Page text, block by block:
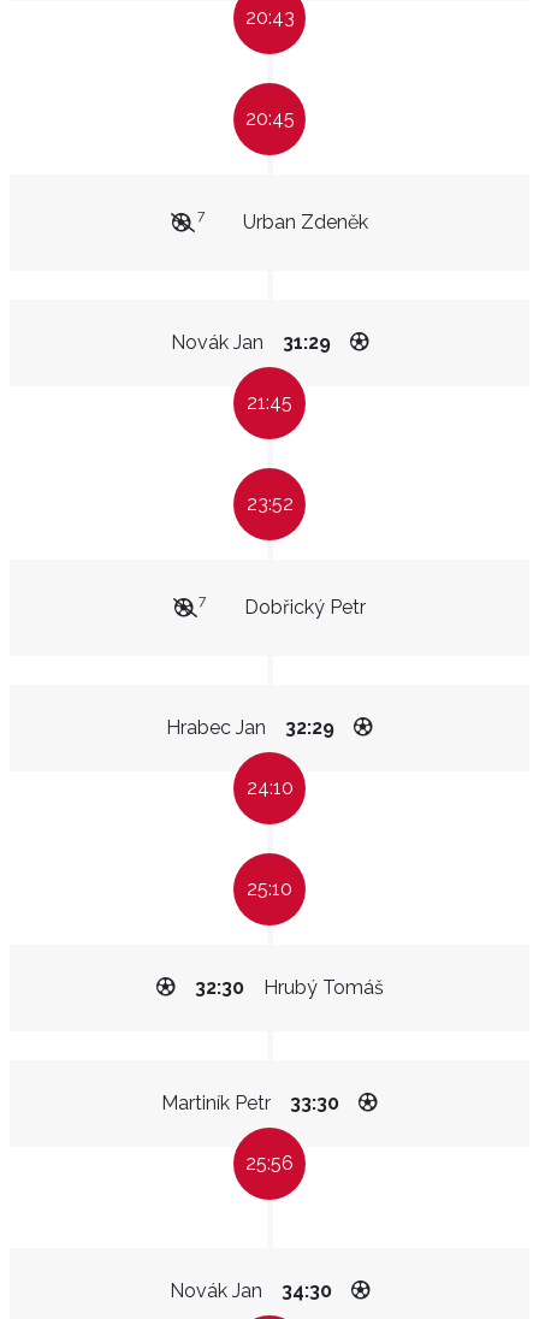
20:43
20:45
Urban Zdeněk
7
Novák Jan 31:29
21:45
23:52
Dobřický Petr
7
Hrabec Jan 32:29
24:10
25:10
Hrubý Tomáš
32:30
Martiník Petr 33:30
25:56
Novák Jan 34:30